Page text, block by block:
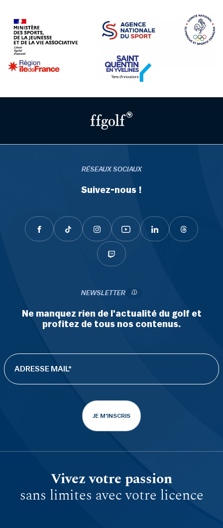
RÉSEAUX SOCIAUX
Suivez-nous !
NEWSLETTER
Ne manquez rien de l'actualité du golf et
profitez de tous nos contenus.
JE M'INSCRIS
Vivez votre passion
sans limites avec votre licence